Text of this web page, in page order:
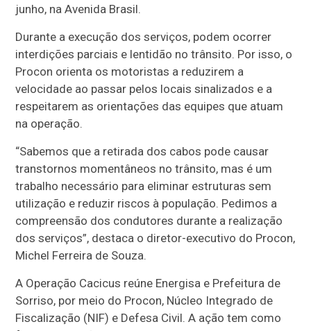
junho, na Avenida Brasil.
Durante a execução dos serviços, podem ocorrer
interdições parciais e lentidão no trânsito. Por isso, o
Procon orienta os motoristas a reduzirem a
velocidade ao passar pelos locais sinalizados e a
respeitarem as orientações das equipes que atuam
na operação.
“Sabemos que a retirada dos cabos pode causar
transtornos momentâneos no trânsito, mas é um
trabalho necessário para eliminar estruturas sem
utilização e reduzir riscos à população. Pedimos a
compreensão dos condutores durante a realização
dos serviços”, destaca o diretor-executivo do Procon,
Michel Ferreira de Souza.
A Operação Cacicus reúne Energisa e Prefeitura de
Sorriso, por meio do Procon, Núcleo Integrado de
Fiscalização (NIF) e Defesa Civil. A ação tem como